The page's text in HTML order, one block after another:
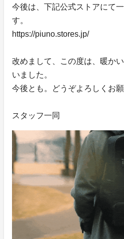
今後は、下記公式ストアにて
す。
https://piuno.stores.jp/
改めまして、この度は、暖か
いました。
今後とも。どうぞよろしくお
スタッフ一同